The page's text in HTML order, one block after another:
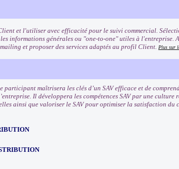
et l'utiliser avec efficacité pour le suivi commercial.
informations générales ou "one-to-one" utiles à l'entreprise.
et proposer des services adaptés au profil Client. Plus sur
participant maîtrisera les clés d’un SAV efficace et de
Il développera les compétences SAV par une
ainsi que valoriser le SAV pour optimiser la satisfaction du